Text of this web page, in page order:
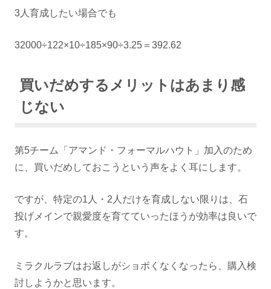
3人育成したい場合でも
32000÷122×10÷185×90÷3.25＝392.62
買いだめするメリットはあまり感
じない
第5チーム「アマンド・フォーマルハウト」加入のため
に、買いだめしておこうという声をよく耳にします。
ですが、特定の1人・2人だけを育成しない限りは、石
投げメインで親愛度を育てていったほうが効率は良いで
す。
ミラクルラブはお返しがショボくなくなったら、購入検
討しようかと思います。